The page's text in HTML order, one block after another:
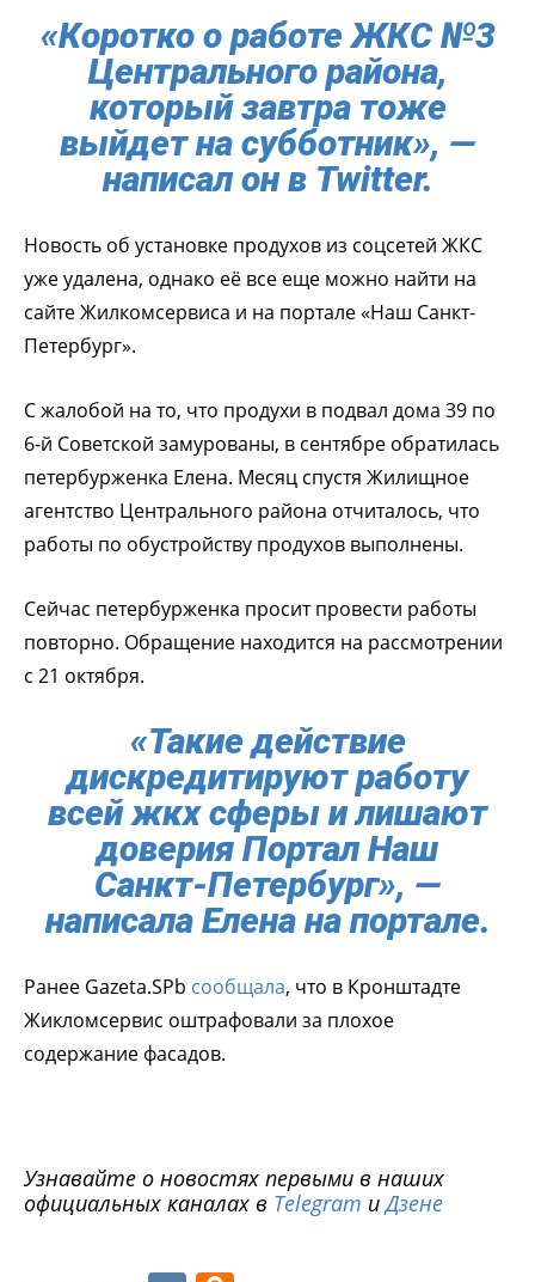
«Коротко о работе ЖКС №3
Центрального района,
который завтра тоже
выйдет на субботник», —
написал он в Twitter.
Новость об установке продухов из соцсетей ЖКС
уже удалена, однако её все еще можно найти на
сайте Жилкомсервиса и на портале «Наш Санкт-
Петербург».
С жалобой на то, что продухи в подвал дома 39 по
6-й Советской замурованы, в сентябре обратилась
петербурженка Елена. Месяц спустя Жилищное
агентство Центрального района отчиталось, что
работы по обустройству продухов выполнены.
Сейчас петербурженка просит провести работы
повторно. Обращение находится на рассмотрении
с 21 октября.
«Такие действие
дискредитируют работу
всей жкх сферы и лишают
доверия Портал Наш
Санкт-Петербург», —
написала Елена на портале.
Ранее Gazeta.SPb сообщала, что в Кронштадте
Жикломсервис оштрафовали за плохое
содержание фасадов.
Узнавайте о новостях первыми в наших
официальных каналах в Telegram иДзене